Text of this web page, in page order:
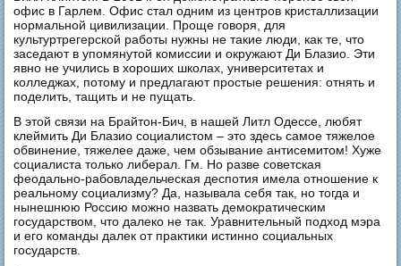
офис в Гарлем. Офис стал одним из центров кристаллизации
нормальной цивилизации. Проще говоря, для
культуртрегерской работы нужны не такие люди, как те, что
заседают в упомянутой комиссии и окружают Ди Блазио. Эти
явно не учились в хороших школах, университетах и
колледжах, потому и предлагают простые решения: отнять и
поделить, тащить и не пущать.
В этой связи на Брайтон-Бич, в нашей Литл Одессе, любят
клеймить Ди Блазио социалистом – это здесь самое тяжелое
обвинение, тяжелее даже, чем обзывание антисемитом! Хуже
социалиста только либерал. Гм. Но разве советская
феодально-рабовладельческая деспотия имела отношение к
реальному социализму? Да, называла себя так, но тогда и
нынешнюю Россию можно назвать демократическим
государством, что далеко не так. Уравнительный подход мэра
и его команды далек от практики истинно социальных
государств.